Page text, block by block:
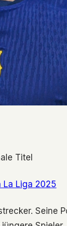
Titel
La Liga 2025
Seine